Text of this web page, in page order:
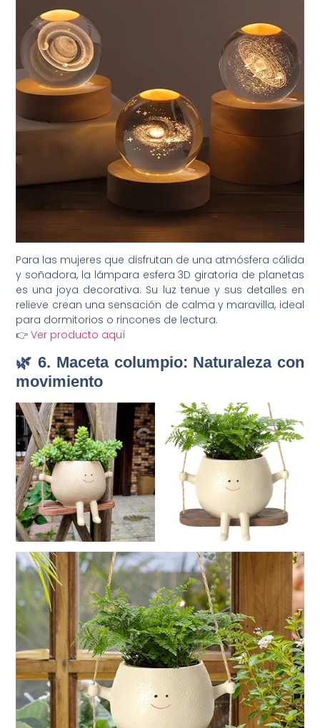
Para las mujeres que disfrutan de una atmósfera cálida
y soñadora, la lámpara esfera 3D giratoria de planetas
es una joya decorativa. Su luz tenue y sus detalles en
relieve crean una sensación de calma y maravilla, ideal
para dormitorios o rincones de lectura.
👉Ver producto aquí
🌿 6. Maceta columpio: Naturaleza con
movimiento